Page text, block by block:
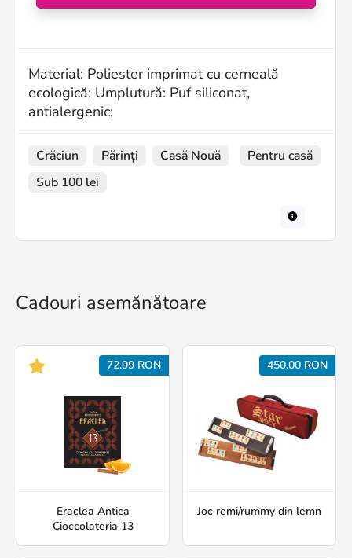
Material: Poliester imprimat cu cerneală
ecologică; Umplutură: Puf siliconat,
antialergenic;
Crăciun Părinți
Casă Nouă
Sub 100 lei
Pentru casă
Cadouri asemănătoare
72.99 RON
Eraclea Antica
Cioccolateria 13
450.00 RON
Joc remi/rummy din lemn